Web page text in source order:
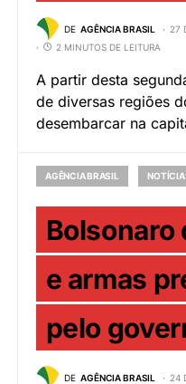
DE AGÊNCIA BRASIL
27
2 MINUTOS DE LEITURA
A partir desta
de diversas regiões
desembarcar na
AGÊNCIA BRASIL
Bolsonaro
e armas
pelo
DE AGÊNCIA BRASIL
24